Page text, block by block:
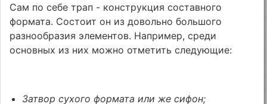
Сам по себе трап - конструкция составного
формата. Состоит он из довольно большого
разнообразия элементов. Например, среди
основных из них можно отметить следующие:
Затвор сухого формата или же сифон;